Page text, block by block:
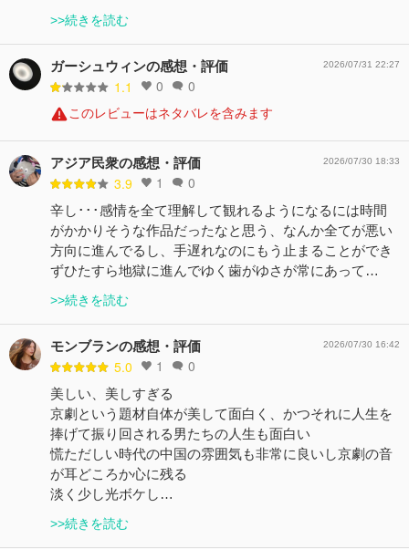
>>続きを読む
ガーシュウィンの感想・評価
1.1 0 0
2026/07/31 22:27
このレビューはネタバレを含みます
アジア民衆の感想・評価
3.9 1 0
2026/07/30 18:33
辛し･･･感情を全て理解して観れるようになるには時間
がかかりそうな作品だったなと思う、なんか全てが悪い
方向に進んでるし、手遅れなのにもう止まることができ
ずひたすら地獄に進んでゆく歯がゆさが常にあって…
>>続きを読む
モンブランの感想・評価
5.0 1 0
2026/07/30 16:42
美しい、美しすぎる
京劇という題材自体が美して面白く、かつそれに人生を
捧げて振り回される男たちの人生も面白い
慌ただしい時代の中国の雰囲気も非常に良いし京劇の音
が耳どころか心に残る
淡く少し光ボケし…
>>続きを読む